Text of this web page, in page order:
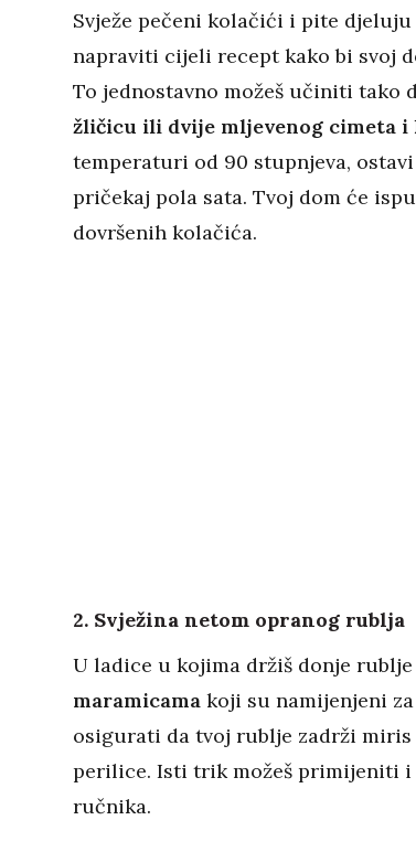
Svježe pečeni kolačići i pite
napraviti cijeli recept kako bi svoj
To jednostavno možeš učiniti tako
žličicu ili dvije mljevenog cimeta i
temperaturi od 90 stupnjeva,
pričekaj pola sata. Tvoj dom će
dovršenih kolačića.
2. Svježina netom opranog rublja
U ladice u kojima držiš donje
maramicama koji su namijenjeni
osigurati da tvoj rublje zadrži miris
perilice. Isti trik možeš primijeniti
ručnika.